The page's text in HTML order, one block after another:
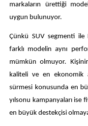
markaların ürettiği
uygun bulunuyor.
Çünkü SUV segmenti
farklı modelin aynı
mümkün olmuyor.
kaliteli ve en ekonomik
sürmesi konusunda en
yılsonu kampanyaları ise
en büyük destekçisi